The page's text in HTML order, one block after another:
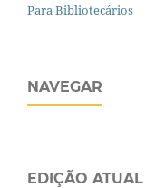
Para Bibliotecários
NAVEGAR
EDIÇÃO ATUAL